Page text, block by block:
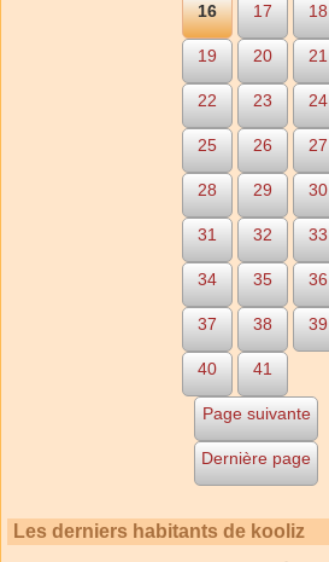
16 17 18
19 20 21
22 23 24
25 26 27
28 29 30
31 32 33
34 35 36
37 38 39
40 41
Page suivante
Dernière page
Les derniers habitants de kooliz